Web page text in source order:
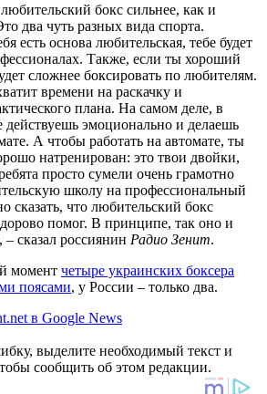
бокс сильнее, как и
два чуть разных вида спорта.
есть основа любительская, тебе будет
Также, если ты хороший
сложнее боксировать по любителям.
времени на раскачку и
плана. На самом деле, в
эмоционально и делаешь
А чтобы работать на автомате, ты
натренирован: это твои двойки,
просто сумели очень грамотно
школу на профессиональный
сказать, что любительский бокс
помог. В принципе, так оно и
сказал россиянин Радио Зенит.
момент четыре украинских боксера
поясами, у России – только два.
в Google News
выделите необходимый текст и
сообщить об этом редакции.